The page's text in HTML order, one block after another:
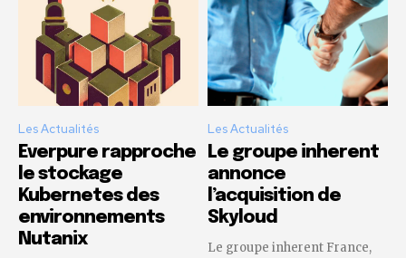
Les Actualités
Everpure rapproche
le stockage
Kubernetes des
environnements
Nutanix
Les Actualités
Le groupe inherent
annonce
l’acquisition de
Skyloud
Le groupe inherent France,